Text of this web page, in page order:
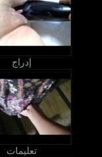
إدراج
تعليمات